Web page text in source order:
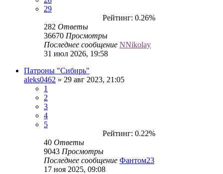
29
Рейтинг: 0.26%
282 Ответы
36670 Просмотры
Последнее сообщение NNikolay
31 июл 2026, 19:58
Патроны "Сибирь"
aleks0462 » 29 авг 2023, 21:05
1
2
3
4
5
Рейтинг: 0.22%
40 Ответы
9043 Просмотры
Последнее сообщение Фантом23
17 ноя 2025, 09:08